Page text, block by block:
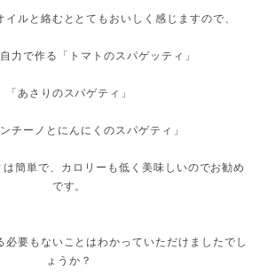
ルと絡むととてもおいしく感じますので、
力で作る「トマトのスパゲッティ」
「あさりのスパゲティ」
ンチーノとにんにくのスパゲティ」
は簡単で、カロリーも低く美味しいのでお勧め
です。
必要もないことはわかっていただけましたでし
ょうか？